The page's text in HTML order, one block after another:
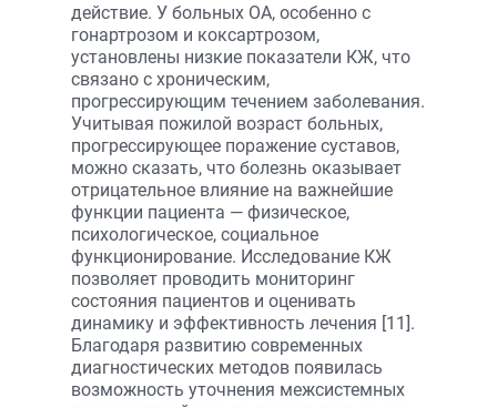
действие. У больных ОА, особенно с
гонартрозом и коксартрозом,
установлены низкие показатели КЖ, что
связано с хроническим,
прогрессирующим течением заболевания.
Учитывая пожилой возраст больных,
прогрессирующее поражение суставов,
можно сказать, что болезнь оказывает
отрицательное влияние на важнейшие
функции пациента — физическое,
психологическое, социальное
функционирование. Исследование КЖ
позволяет проводить мониторинг
состояния пациентов и оценивать
динамику и эффективность лечения [11].
Благодаря развитию современных
диагностических методов появилась
возможность уточнения межсистемных